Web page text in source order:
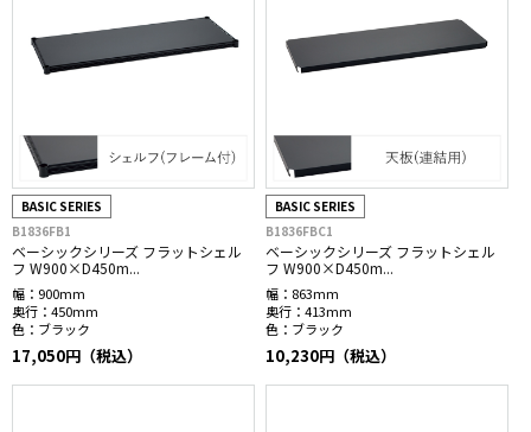
BASIC SERIES
B1836FB1
ベーシックシリーズ フラットシェル
フ W900×D450m...
幅： 900mm
奥行： 450mm
色： ブラック
17,050円（税込）
BASIC SERIES
B1836FBC1
ベーシックシリーズ フラットシェル
フ W900×D450m...
幅： 863mm
奥行： 413mm
色： ブラック
10,230円（税込）